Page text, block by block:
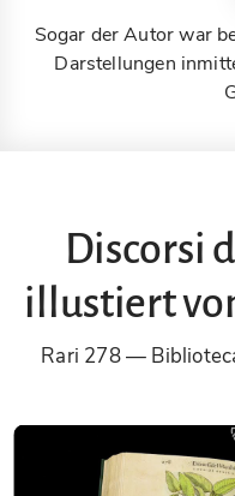
Sogar der Autor war
Darstellungen
Discorsi
illustiert
Rari 278